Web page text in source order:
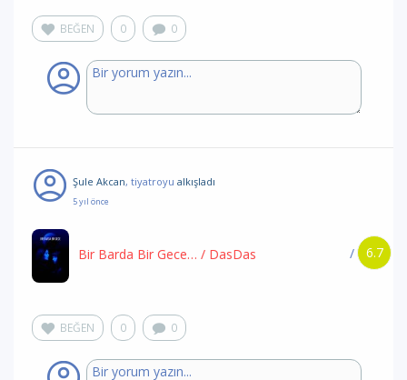
BEĞEN 0 0
Şule Akcan, tiyatroyu alkışladı
5 yıl önce
6.7
/
Bir Barda Bir Gece… / DasDas
BEĞEN 0 0